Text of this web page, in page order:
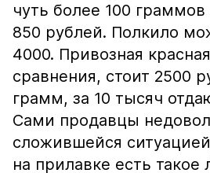
чуть более 100 граммов
850 рублей. Полкило
4000. Привозная
сравнения, стоит 2500
грамм, за 10 тысяч
Сами продавцы
сложившейся
на прилавке есть такое